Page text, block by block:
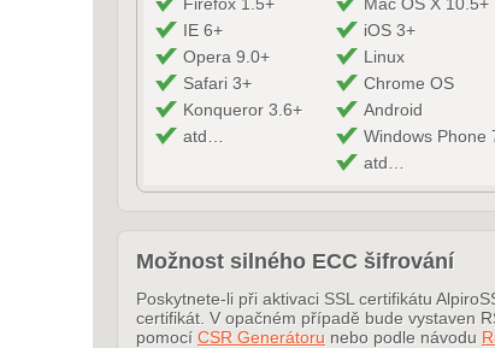
IE 6+
Opera 9.0+
Safari 3+
Konqueror 3.6+
atd…
iOS 3+
Linux
Chrome OS
Android
Windows Phone
atd…
Možnost silného ECC šifrování
Poskytnete-li při aktivaci SSL certifikátu
certifikát. V opačném případě bude vystaven
pomocí CSR Generátoru nebo podle návodu